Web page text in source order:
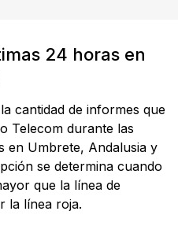
24 horas en
cantidad de informes que
Telecom durante las
en Umbrete, Andalusia y
se determina cuando
que la línea de
la línea roja.